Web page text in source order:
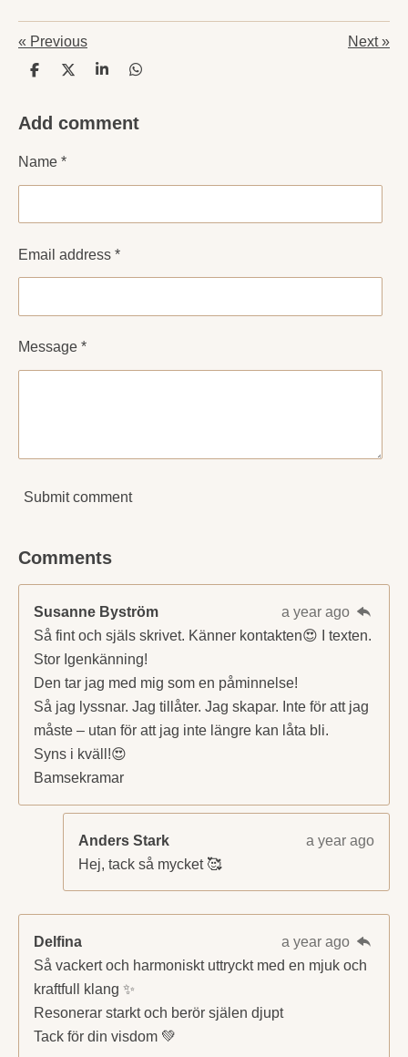
« Previous Next»
S
r
S
r
S
r
S
r
Add comment
Name *
Email address *
Message *
Submit comment
Comments
Susanne Byström
a year ago
Så fint och själs skrivet. Känner kontakten😍 I texten.
Stor Igenkänning!
Den tar jag med mig som en påminnelse!
Så jag lyssnar. Jag tillåter. Jag skapar. Inte för att jag
måste – utan för att jag inte längre kan låta bli.
Syns i kväll!😍
Bamsekramar
Anders Stark
a year ago
Hej, tack så mycket 🥰
Delfina
a year ago
Så vackert och harmoniskt uttryckt med en mjuk och
kraftfull klang ✨
Resonerar starkt och berör själen djupt
Tack för din visdom 💚